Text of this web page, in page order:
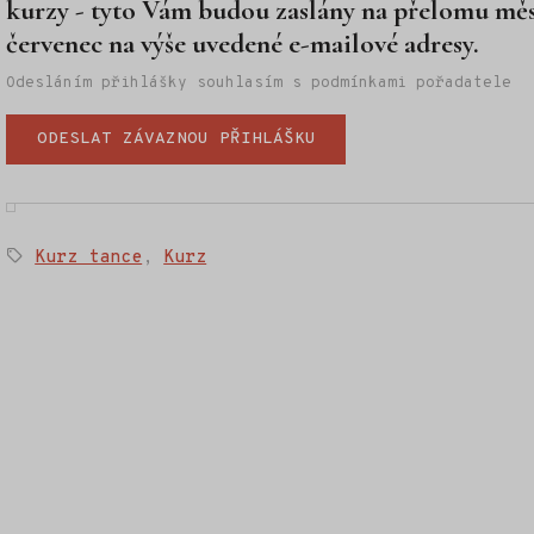
kurzy - tyto Vám budou zaslány na přelomu
červenec na výše uvedené e-mailové adresy.
Odesláním přihlášky souhlasím s podmínkami pořadatele
ODESLAT ZÁVAZNOU PŘIHLÁŠKU
Štítky:
Kurz tance , Kurz